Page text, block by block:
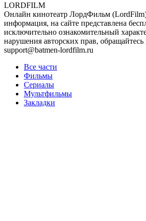
LORDFILM
Онлайн кинотеатр ЛордФильм
информация, на сайте представлена
исключительно ознакомительный
нарушения авторских прав, обращайтесь
support@batmen-lordfilm.ru
Все части
Фильмы
Сериалы
Мультфильмы
Закладки